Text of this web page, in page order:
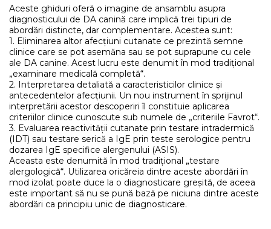
Aceste ghiduri oferă o imagine de ansamblu asupra
diagnosticului de DA canină care implică trei tipuri de
abordări distincte, dar complementare. Acestea sunt:
1. Eliminarea altor afecțiuni cutanate ce prezintă semne
clinice care se pot asemăna sau se pot suprapune cu cele
ale DA canine. Acest lucru este denumit în mod tradițional
„examinare medicală completă“.
2. Interpretarea detaliată a caracteristicilor clinice și
antecedentelor afecțiunii. Un nou instrument în sprijinul
interpretării acestor descoperiri îl constituie aplicarea
criteriilor clinice cunoscute sub numele de „criteriile Favrot“.
3. Evaluarea reactivității cutanate prin testare intradermică
(IDT) sau testare serică a IgE prin teste serologice pentru
dozarea IgE specifice alergenului (ASIS).
Aceasta este denumită în mod tradițional „testare
alergologică“. Utilizarea oricăreia dintre aceste abordări în
mod izolat poate duce la o diagnosticare greșită, de aceea
este important să nu se pună bază pe niciuna dintre aceste
abordări ca principiu unic de diagnosticare.